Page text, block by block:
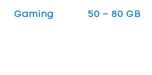
Gaming
50 – 80 GB